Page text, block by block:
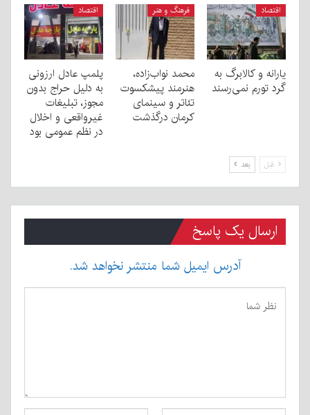
اقتصاد
یارانه و کالابرگ به
گرد تورم نمی‌رسند
فرهنگ و هنر
محمد نواب‌زاده،
هنرمند پیشکسوت
تئاتر و سینمای
کرمان درگذشت
اقتصاد
پلمپ عادل ارزونی
به دليل حراج بدون
مجوز، تبليغات
غیرواقعی و اخلال
در نظم عمومی بود
قبل بعد
ارسال یک پاسخ
آدرس ایمیل شما منتشر نخواهد شد.